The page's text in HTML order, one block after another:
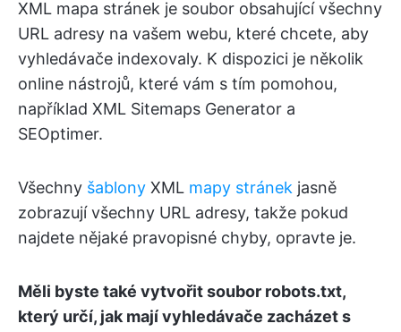
XML mapa stránek je soubor obsahující všechny
URL adresy na vašem webu, které chcete, aby
vyhledávače indexovaly. K dispozici je několik
online nástrojů, které vám s tím pomohou,
například XML Sitemaps Generator a
SEOptimer.
Všechny šablony XML mapy stránek jasně
zobrazují všechny URL adresy, takže pokud
najdete nějaké pravopisné chyby, opravte je.
Měli byste také vytvořit soubor robots.txt,
který určí, jak mají vyhledávače zacházet s